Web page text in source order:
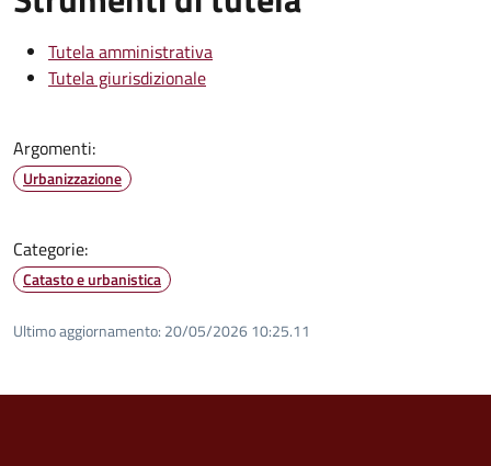
Tutela amministrativa
Tutela giurisdizionale
Argomenti:
Urbanizzazione
Categorie:
Catasto e urbanistica
Ultimo aggiornamento: 20/05/2026 10:25.11